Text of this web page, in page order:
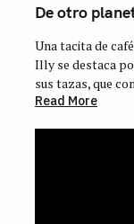
De otro
Una tacita de
Illy se destaca
sus tazas, que
Read More